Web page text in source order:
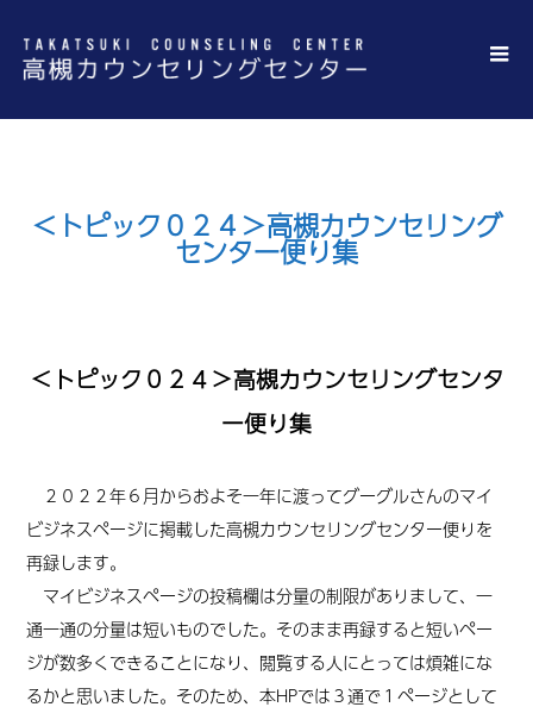
＜トピック０２４＞高槻カウンセリング
センター便り集
＜トピック０２４＞高槻カウンセリングセンタ
ー便り集
２０２２年６月からおよそ一年に渡ってグーグルさんのマイ
ビジネスページに掲載した高槻カウンセリングセンター便りを
再録します。
マイビジネスページの投稿欄は分量の制限がありまして、一
通一通の分量は短いものでした。そのまま再録すると短いペー
ジが数多くできることになり、閲覧する人にとっては煩雑にな
るかと思いました。そのため、本HPでは３通で１ページとして